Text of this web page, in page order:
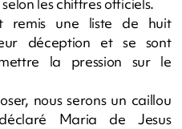
remis une liste de huit
déception et se sont
la pression sur le
nous serons un caillou
Maria de Jesus